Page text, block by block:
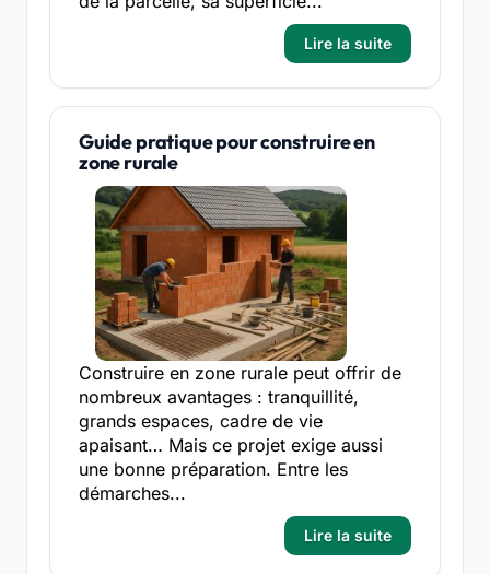
Lire la suite
Guide pratique pour construire en
zone rurale
Construire en zone rurale peut offrir de
nombreux avantages : tranquillité,
grands espaces, cadre de vie
apaisant… Mais ce projet exige aussi
une bonne préparation. Entre les
démarches...
Lire la suite